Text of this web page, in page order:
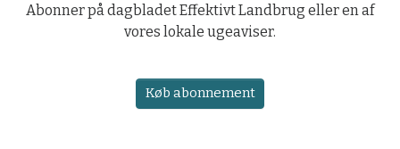
Abonner på dagbladet Effektivt Landbrug eller en af
vores lokale ugeaviser.
Køb abonnement